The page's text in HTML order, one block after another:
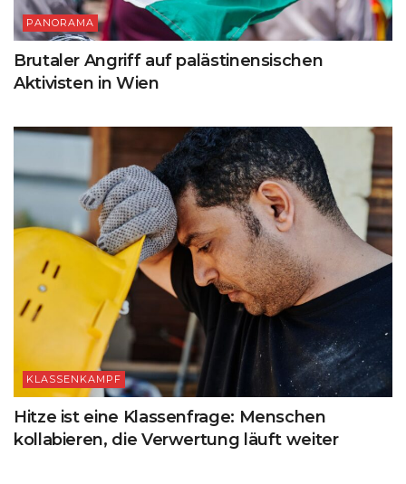
PANORAMA
Brutaler Angriff auf palästinensischen
Aktivisten in Wien
KLASSENKAMPF
Hitze ist eine Klassenfrage: Menschen
kollabieren, die Verwertung läuft weiter